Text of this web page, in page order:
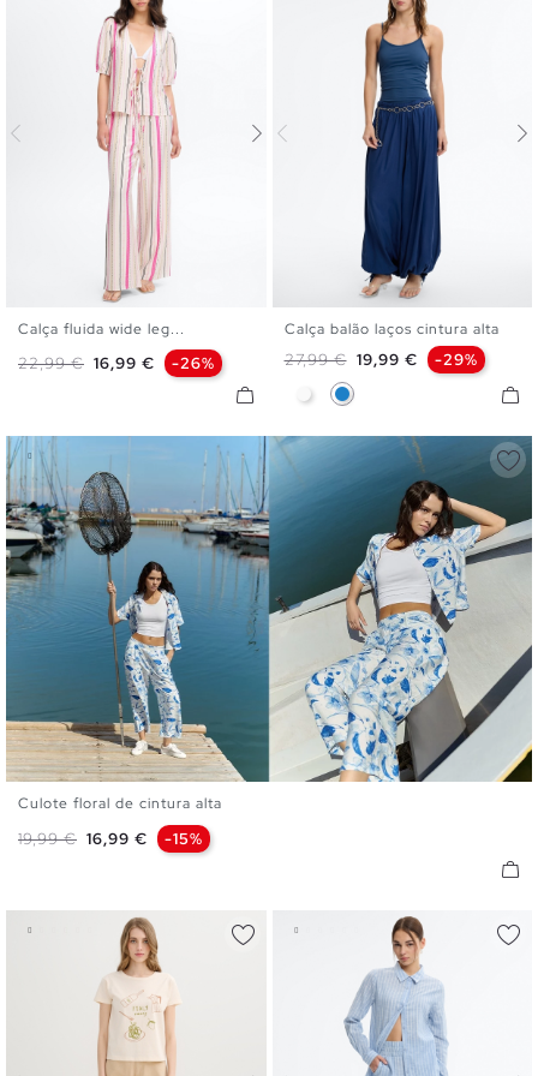
S M L
Calça fluida wide leg...
Preço normal
22,99 € Preço
16,99 € -26%
S M L
Calça balão laços cintura alta
Preço normal
27,99 € Preço
19,99 € -29%
BrancoAzul Eléctrico
Culote floral de cintura alta
Preço normal
19,99 € Preço
16,99 € -15%